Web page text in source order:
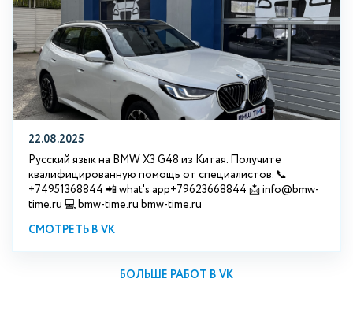
22.08.2025
Русский язык на BMW X3 G48 из Китая. Получите
квалифицированную помощь от специалистов. 📞
+74951368844 📲 what's app+79623668844 📩 info@bmw-
time.ru 💻 bmw-time.ru bmw-time.ru
СМОТРЕТЬ В VK
БОЛЬШЕ РАБОТ В VK